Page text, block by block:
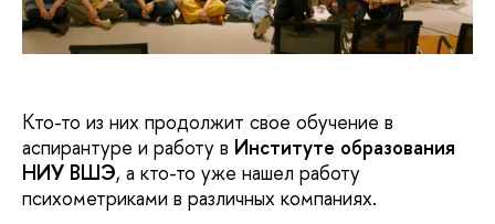
Кто-то из них продолжит свое обучение в
аспирантуре и работу в Институте образования
НИУ ВШЭ, а кто-то уже нашел работу
психометриками в различных компаниях.